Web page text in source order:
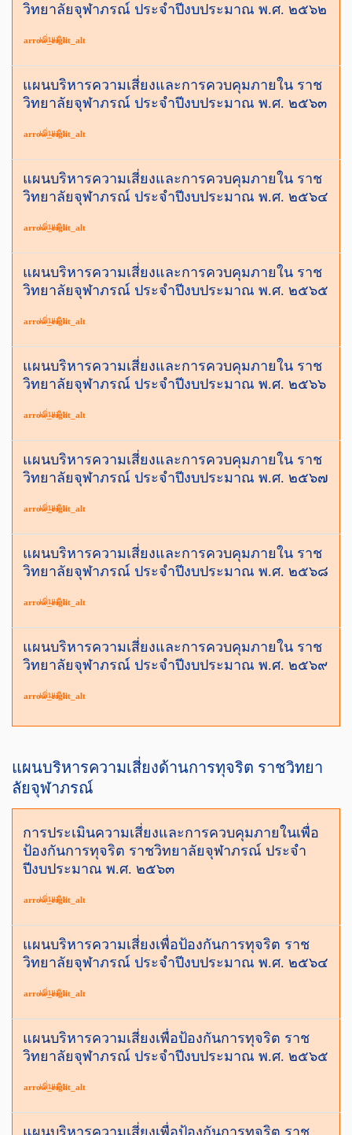
วิทยาลัยจุฬาภรณ์ ประจำปีงบประมาณ พ.ศ. ๒๕๖๒
arrow_right_alt
เพิ่มเติม
แผนบริหารความเสี่ยงและการควบคุมภายใน ราช
วิทยาลัยจุฬาภรณ์ ประจำปีงบประมาณ พ.ศ. ๒๕๖๓
arrow_right_alt
เพิ่มเติม
แผนบริหารความเสี่ยงและการควบคุมภายใน ราช
วิทยาลัยจุฬาภรณ์ ประจำปีงบประมาณ พ.ศ. ๒๕๖๔
arrow_right_alt
เพิ่มเติม
แผนบริหารความเสี่ยงและการควบคุมภายใน ราช
วิทยาลัยจุฬาภรณ์ ประจำปีงบประมาณ พ.ศ. ๒๕๖๕
arrow_right_alt
เพิ่มเติม
แผนบริหารความเสี่ยงและการควบคุมภายใน ราช
วิทยาลัยจุฬาภรณ์ ประจำปีงบประมาณ พ.ศ. ๒๕๖๖
arrow_right_alt
เพิ่มเติม
แผนบริหารความเสี่ยงและการควบคุมภายใน ราช
วิทยาลัยจุฬาภรณ์ ประจำปีงบประมาณ พ.ศ. ๒๕๖๗
arrow_right_alt
เพิ่มเติม
แผนบริหารความเสี่ยงและการควบคุมภายใน ราช
วิทยาลัยจุฬาภรณ์ ประจำปีงบประมาณ พ.ศ. ๒๕๖๘
arrow_right_alt
เพิ่มเติม
แผนบริหารความเสี่ยงและการควบคุมภายใน ราช
วิทยาลัยจุฬาภรณ์ ประจำปีงบประมาณ พ.ศ. ๒๕๖๙
arrow_right_alt
เพิ่มเติม
แผนบริหารความเสี่ยงด้านการทุจริต ราชวิทยา
ลัยจุฬาภรณ์
การประเมินความเสี่ยงและการควบคุมภายในเพื่อ
ป้องกันการทุจริต ราชวิทยาลัยจุฬาภรณ์ ประจำ
ปีงบประมาณ พ.ศ. ๒๕๖๓
arrow_right_alt
เพิ่มเติม
แผนบริหารความเสี่ยงเพื่อป้องกันการทุจริต ราช
วิทยาลัยจุฬาภรณ์ ประจำปีงบประมาณ พ.ศ. ๒๕๖๔
arrow_right_alt
เพิ่มเติม
แผนบริหารความเสี่ยงเพื่อป้องกันการทุจริต ราช
วิทยาลัยจุฬาภรณ์ ประจำปีงบประมาณ พ.ศ. ๒๕๖๕
arrow_right_alt
เพิ่มเติม
แผนบริหารความเสี่ยงเพื่อป้องกันการทุจริต ราช